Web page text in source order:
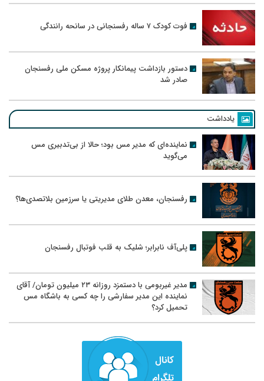
فوت کودک ۷ ساله رفسنجانی در سانحه رانندگی
دستور بازداشت پیمانکار پروژه مسکن ملی رفسنجان
صادر شد
یادداشت
نماینده‌ای که مدیر مس بود؛ حالا از بی‌تدبیری مس
می‌گوید
رفسنجان، معدن طلای مدیریتی یا سرزمین بلاتصدی‌ها؟
پلی‌آف نابرابر؛ شلیک به قلب فوتبال رفسنجان
مدیر غیربومی با دستمزد روزانه ۲۳ میلیون تومان/ آقای
نماینده این مدیر سفارشی را چه کسی به باشگاه مس
تحمیل کرد؟